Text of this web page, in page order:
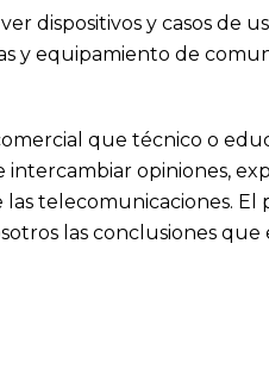
dispositivos y casos de
y equipamiento de
que técnico o
opiniones,
telecomunicaciones. El
las conclusiones que